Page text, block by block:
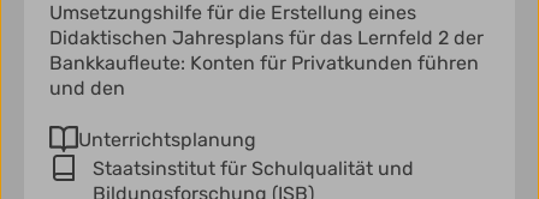
Umsetzungshilfe für die Erstellung eines
Didaktischen Jahresplans für das Lernfeld 2 der
Bankkaufleute: Konten für Privatkunden führen
und den
Unterrichtsplanung
Staatsinstitut für Schulqualität und
Bildungsforschung (ISB)